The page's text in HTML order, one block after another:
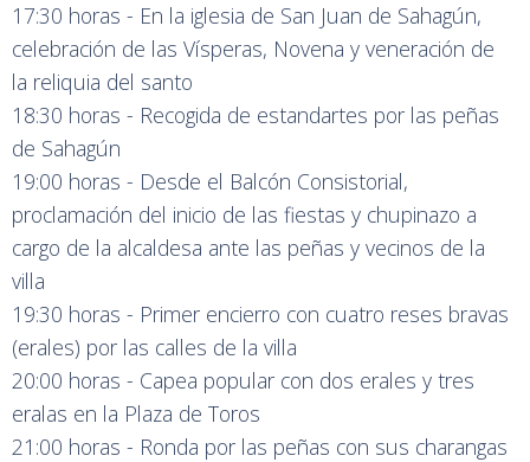
17:30 horas - En la iglesia de San Juan de Sahagún,
celebración de las Vísperas, Novena y veneración de
la reliquia del santo
18:30 horas - Recogida de estandartes por las peñas
de Sahagún
19:00 horas - Desde el Balcón Consistorial,
proclamación del inicio de las fiestas y chupinazo a
cargo de la alcaldesa ante las peñas y vecinos de la
villa
19:30 horas - Primer encierro con cuatro reses bravas
(erales) por las calles de la villa
20:00 horas - Capea popular con dos erales y tres
eralas en la Plaza de Toros
21:00 horas - Ronda por las peñas con sus charangas